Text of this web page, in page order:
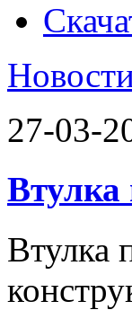
27-03-
Втулка